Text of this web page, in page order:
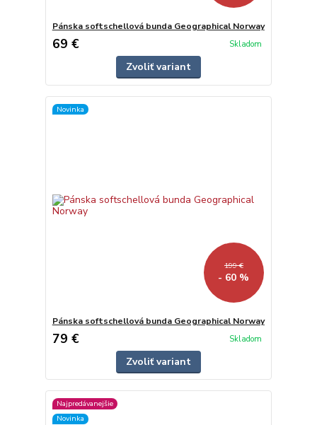
Pánska softschellová bunda Geographical Norway
69 € Skladom
Zvoliť variant
Novinka
199 €
- 60 %
Pánska softschellová bunda Geographical Norway
79 € Skladom
Zvoliť variant
Najpredávanejšie
Novinka